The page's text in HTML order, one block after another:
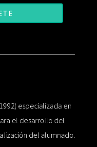
especializada en
el desarrollo del
del alumnado.